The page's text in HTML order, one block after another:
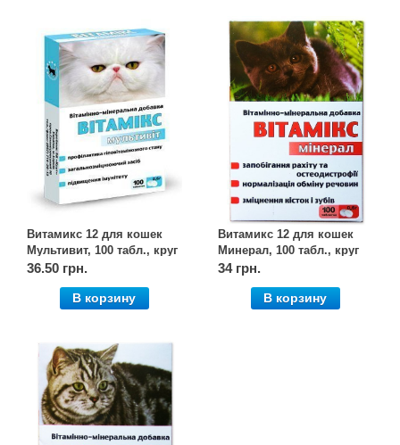
Витамикс 12 для кошек
Мультивит, 100 табл., круг
36.50 грн.
В корзину
Витамикс 12 для кошек
Минерал, 100 табл., круг
34 грн.
В корзину